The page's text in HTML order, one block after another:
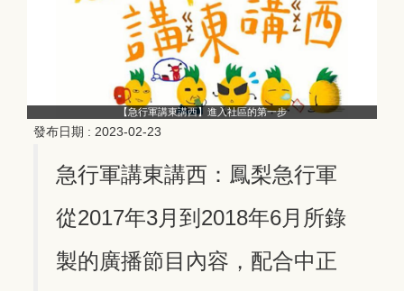
【急行軍講東講西】進入社區的第一步
發布日期 : 2023-02-23
急行軍講東講西：鳳梨急行軍
從2017年3月到2018年6月所錄
製的廣播節目內容，配合中正